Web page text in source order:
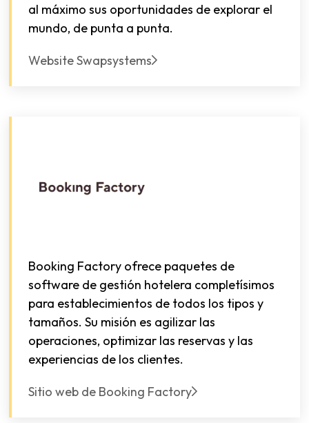
al máximo sus oportunidades de explorar el
mundo, de punta a punta.
Website Swapsystems
Booking Factory ofrece paquetes de
software de gestión hotelera completísimos
para establecimientos de todos los tipos y
tamaños. Su misión es agilizar las
operaciones, optimizar las reservas y las
experiencias de los clientes.
Sitio web de Booking Factory